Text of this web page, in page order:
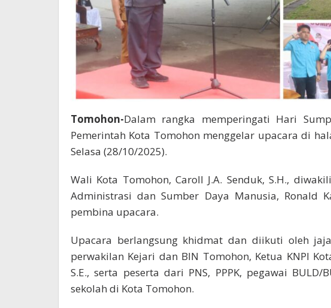
Tomohon-Dalam rangka memperingati Hari
Pemerintah Kota Tomohon menggelar upacara di
Selasa (28/10/2025).
Wali Kota Tomohon, Caroll J.A. Senduk, S.H.,
Administrasi dan Sumber Daya Manusia, Ronald
pembina upacara.
Upacara berlangsung khidmat dan diikuti oleh
perwakilan Kejari dan BIN Tomohon, Ketua KNPI
S.E., serta peserta dari PNS, PPPK, pegawai
sekolah di Kota Tomohon.